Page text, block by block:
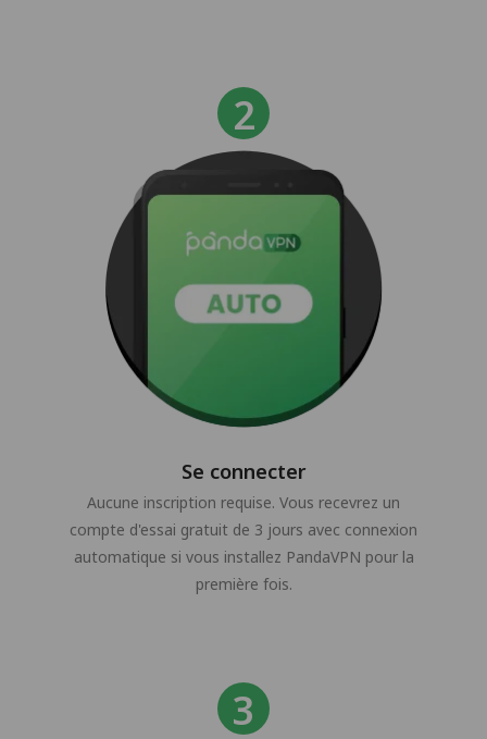
Se connecter
Aucune inscription requise. Vous recevrez un
compte d'essai gratuit de 3 jours avec connexion
automatique si vous installez PandaVPN pour la
première fois.